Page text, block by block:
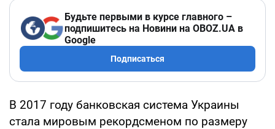
Будьте первыми в курсе главного –
подпишитесь на Новини на OBOZ.UA в
Google
Подписаться
В 2017 году банковская система Украины
стала мировым рекордсменом по размеру